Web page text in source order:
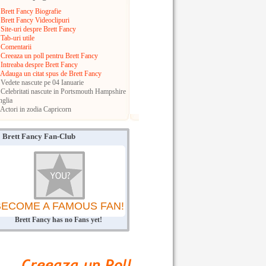
Fancy Biografie
Fancy Videoclipuri
uri despre Brett Fancy
uri utile
un poll pentru Brett Fancy
despre Brett Fancy
un citat spus de Brett Fancy
nascute pe 04 Ianuarie
Celebritati nascute in Portsmouth Hampshire
in zodia Capricorn
Brett Fancy Fan-Club
A FAMOUS FAN!
Brett Fancy has no Fans yet!